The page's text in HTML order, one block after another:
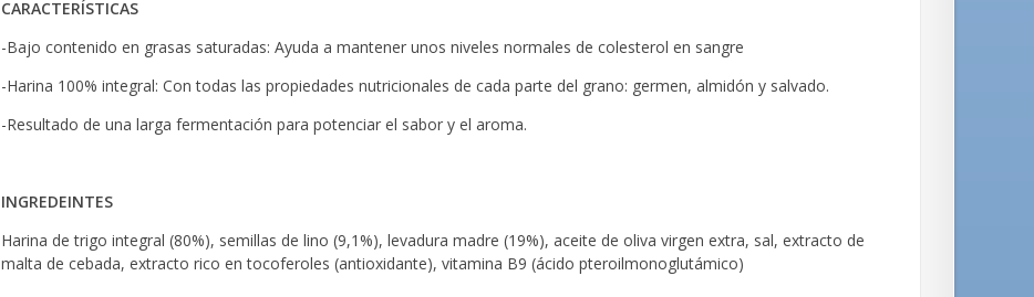
CARACTERÍSTICAS
-Bajo contenido en grasas saturadas: Ayuda a mantener unos niveles normales de colesterol en sangre
-Harina 100% integral: Con todas las propiedades nutricionales de cada parte del grano: germen, almidón y salvado.
-Resultado de una larga fermentación para potenciar el sabor y el aroma.
INGREDEINTES
Harina de trigo integral (80%), semillas de lino (9,1%), levadura madre (19%), aceite de oliva virgen extra, sal, extracto de
malta de cebada, extracto rico en tocoferoles (antioxidante), vitamina B9 (ácido pteroilmonoglutámico)